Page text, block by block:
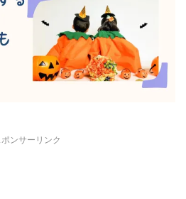
ポンサーリンク